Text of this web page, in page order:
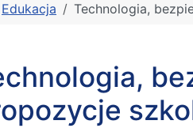
Edukacja Technologia,